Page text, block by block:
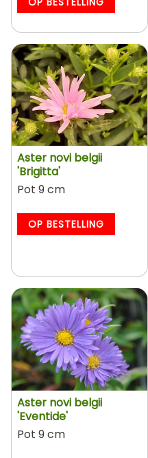
Aster novi belgii
'Brigitta'
Pot 9 cm
OP BESTELLING
Aster novi belgii
'Eventide'
Pot 9 cm